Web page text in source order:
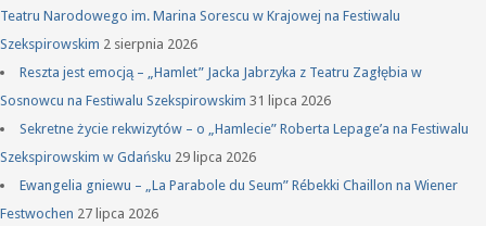
Teatru Narodowego im. Marina Sorescu w Krajowej na Festiwalu
Szekspirowskim 2 sierpnia 2026
Reszta jest emocją – „Hamlet” Jacka Jabrzyka z Teatru Zagłębia w
Sosnowcu na Festiwalu Szekspirowskim 31 lipca 2026
Sekretne życie rekwizytów – o „Hamlecie” Roberta Lepage’a na Festiwalu
Szekspirowskim w Gdańsku 29 lipca 2026
Ewangelia gniewu – „La Parabole du Seum” Rébekki Chaillon na Wiener
Festwochen 27 lipca 2026